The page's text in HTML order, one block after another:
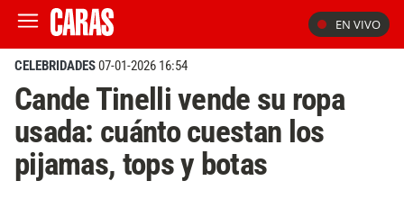
EN VIVO
CELEBRIDADES07-01-2026 16:54
Cande Tinelli vende su ropa
usada: cuánto cuestan los
pijamas, tops y botas